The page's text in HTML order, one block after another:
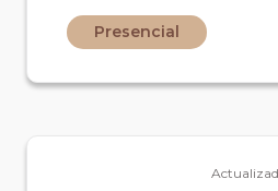
privada de manera
particular que trabaja
Presencial